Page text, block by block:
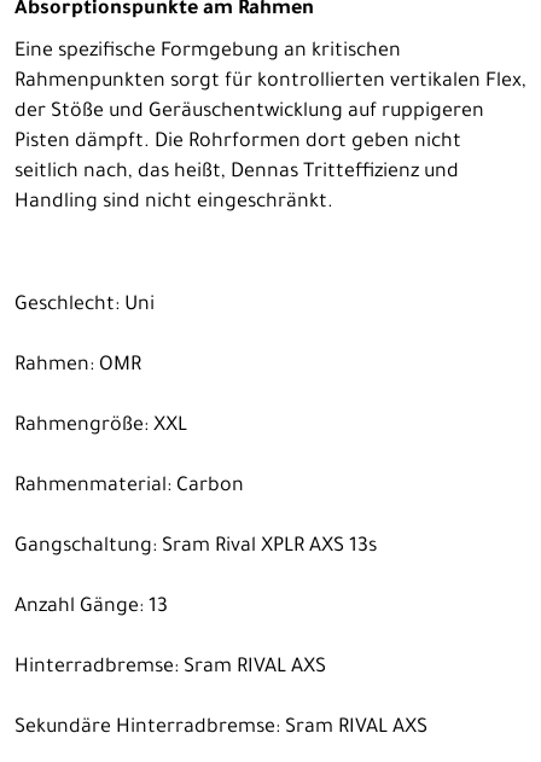
Absorptionspunkte am Rahmen
Eine spezifische Formgebung an kritischen
Rahmenpunkten sorgt für kontrollierten vertikalen Flex,
der Stöße und Geräuschentwicklung auf ruppigeren
Pisten dämpft. Die Rohrformen dort geben nicht
seitlich nach, das heißt, Dennas Tritteffizienz und
Handling sind nicht eingeschränkt.
Geschlecht: Uni
Rahmen: OMR
Rahmengröße: XXL
Rahmenmaterial: Carbon
Gangschaltung: Sram Rival XPLR AXS 13s
Anzahl Gänge: 13
Hinterradbremse: Sram RIVAL AXS
Sekundäre Hinterradbremse: Sram RIVAL AXS